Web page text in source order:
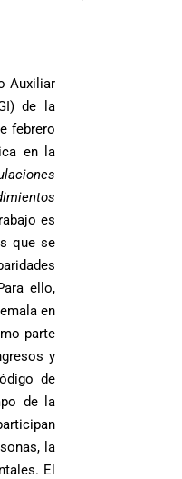
Auxiliar
de la
febrero
en la
es
que se
ello,
en
parte
y
de
de la
la
El